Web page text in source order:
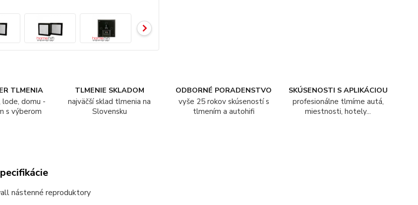
TLMENIA
domu -
s výberom
TLMENIE SKLADOM
najväčší sklad tlmenia na
Slovensku
ODBORNÉ PORADENSTVO
vyše 25 rokov skúseností s
tlmením a autohifi
SKÚSENOSTI S APLIKÁCIOU
profesionálne tlmíme autá,
miestnosti, hotely...
nástenné reproduktory